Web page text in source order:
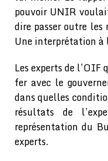
pouvoir UNIR
dire passer outre
Une interprétation à
Les experts de
fer avec le
dans quelles
résultats de
représentation du
experts.